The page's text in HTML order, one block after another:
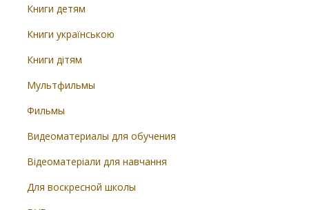
Книги детям
Книги українською
Книги дітям
Мультфильмы
Фильмы
Видеоматериалы для обучения
Відеоматеріали для навчання
Для воскресной школы